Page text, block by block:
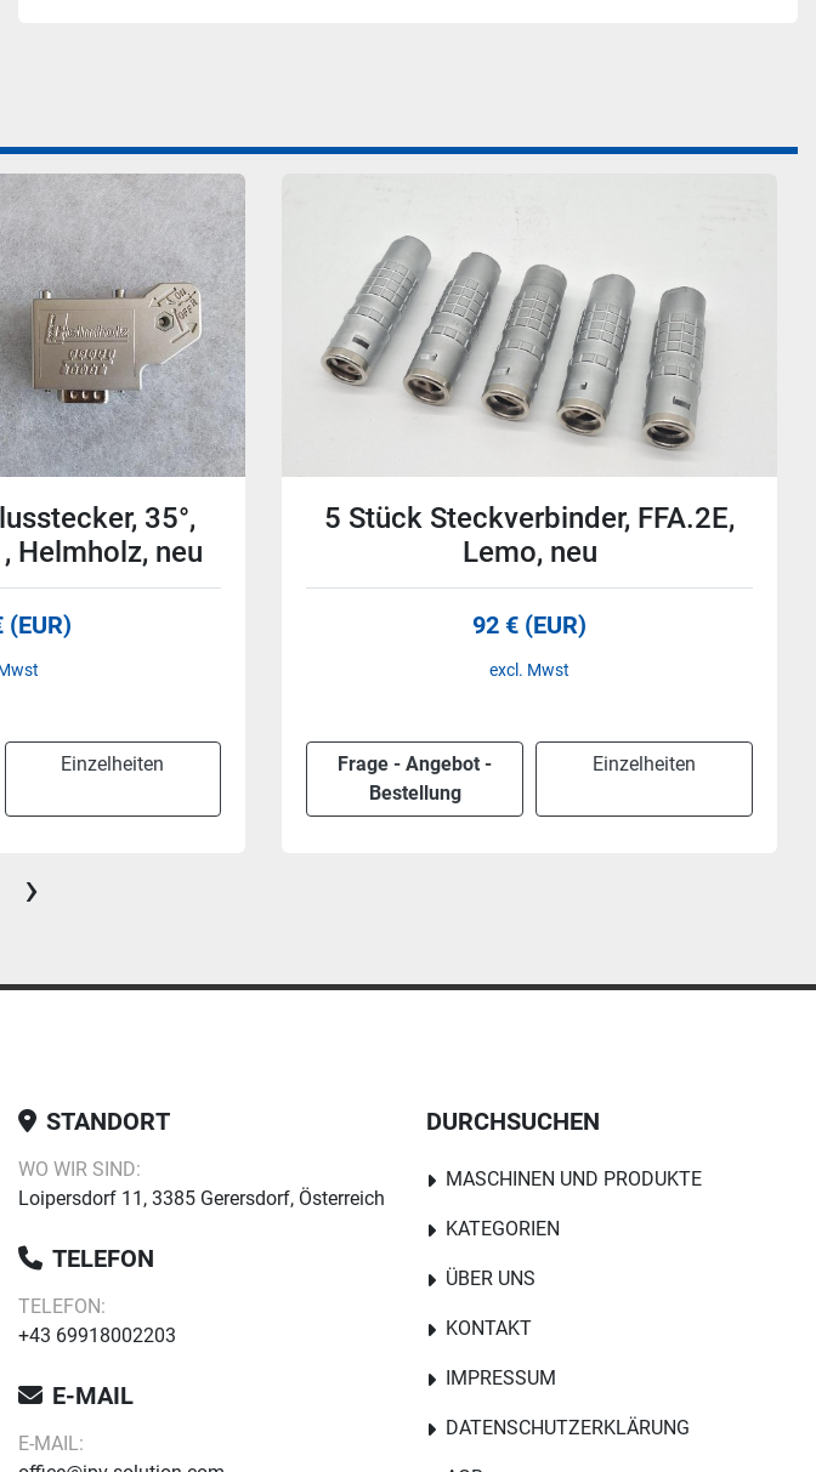
FFA.2E,
neu
92 € (EUR)
excl. Mwst
-
Einzelheiten
11 Stück Industrie Steckverbinder
+ Teile, 24p, Weidmüller neu und
gebraucht
110 € (EUR)
Frage - Angebot -
Bestellung
Einzelheiten
›
STANDORT
WO WIR SIND:
Loipersdorf 11, 3385 Gerersdorf, Österreich
TELEFON
TELEFON:
+43 69918002203
E-MAIL
E-MAIL:
DURCHSUCHEN
MASCHINEN UND PRODUKTE
KATEGORIEN
ÜBER UNS
KONTAKT
IMPRESSUM
DATENSCHUTZERKLÄRUNG